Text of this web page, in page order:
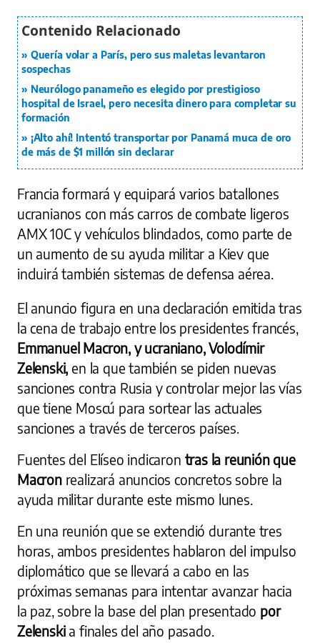
Quería volar a París, pero sus maletas levantaron
sospechas
Neurólogo panameño es elegido por prestigioso
hospital de Israel, pero necesita dinero para completar su
formación
¡Alto ahí! Intentó transportar por Panamá muca de oro
de más de $1 millón sin declarar
Francia formará y equipará varios batallones
ucranianos con más carros de combate ligeros
AMX 10C y vehículos blindados, como parte de
un aumento de su ayuda militar a Kiev que
incluirá también sistemas de defensa aérea.
El anuncio figura en una declaración emitida tras
la cena de trabajo entre los presidentes francés,
Emmanuel Macron, y ucraniano, Volodímir
Zelenski,en la que también se piden nuevas
sanciones contra Rusia y controlar mejor las vías
que tiene Moscú para sortear las actuales
sanciones a través de terceros países.
Fuentes del Elíseo indicaron tras la reunión que
Macron realizará anuncios concretos sobre la
ayuda militar durante este mismo lunes.
En una reunión que se extendió durante tres
horas, ambos presidentes hablaron del impulso
diplomático que se llevará a cabo en las
próximas semanas para intentar avanzar hacia
la paz, sobre la base del plan presentado por
Zelenski a finales del año pasado.